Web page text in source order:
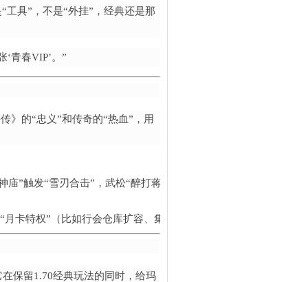
具”，不是“外挂”，经典还是那
‘青春VIP’。”
》的“忠义”和传奇的“热血”，用
庙”触发“雪刃合击”，武松“醉打蒋门神”解锁“醉拳暴击”）；
卡特权”（比如行会仓库扩容、集体传送CD减半）；更有“梁
保留1.70经典玩法的同时，给玛